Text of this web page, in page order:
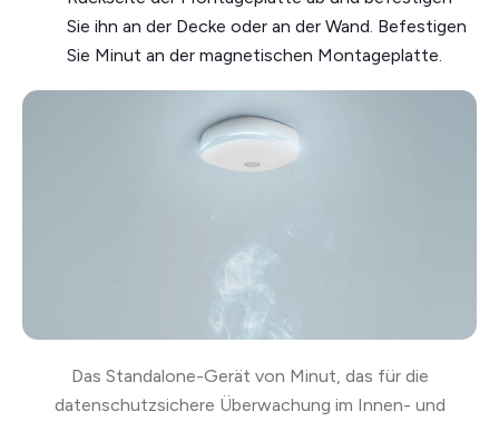
Sie ihn an der Decke oder an der Wand. Befestigen
Sie Minut an der magnetischen Montageplatte.
Das Standalone-Gerät von Minut, das für die
datenschutzsichere Überwachung im Innen- und